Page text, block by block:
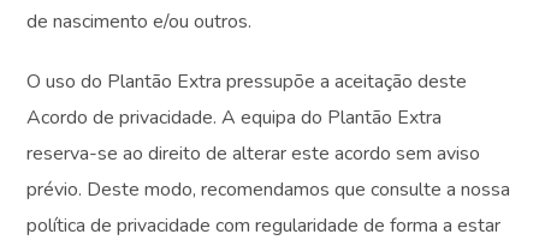
de nascimento e/ou outros.
O uso do Plantão Extra pressupõe a aceitação deste
Acordo de privacidade. A equipa do Plantão Extra
reserva-se ao direito de alterar este acordo sem aviso
prévio. Deste modo, recomendamos que consulte a nossa
política de privacidade com regularidade de forma a estar